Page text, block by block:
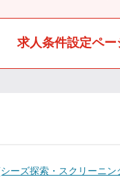
求人条件設定ペー
ーズ探索・スクリーニン